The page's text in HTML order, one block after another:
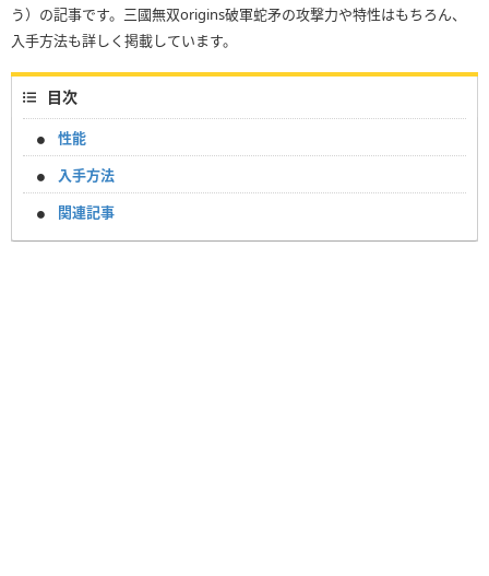
う）の記事です。三國無双origins破軍蛇矛の攻撃力や特性はもちろん、
入手方法も詳しく掲載しています。
目次
性能
入手方法
関連記事